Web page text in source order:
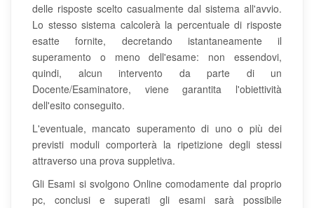
delle risposte scelto casualmente dal sistema all'avvio.
Lo stesso sistema calcolerà la percentuale di risposte
esatte fornite, decretando istantaneamente il
superamento o meno dell'esame: non essendovi,
quindi, alcun intervento da parte di un
Docente/Esaminatore, viene garantita l'obiettività
dell'esito conseguito.
L'eventuale, mancato superamento di uno o più dei
previsti moduli comporterà la ripetizione degli stessi
attraverso una prova suppletiva.
Gli Esami si svolgono Online comodamente dal proprio
pc, conclusi e superati gli esami sarà possibile